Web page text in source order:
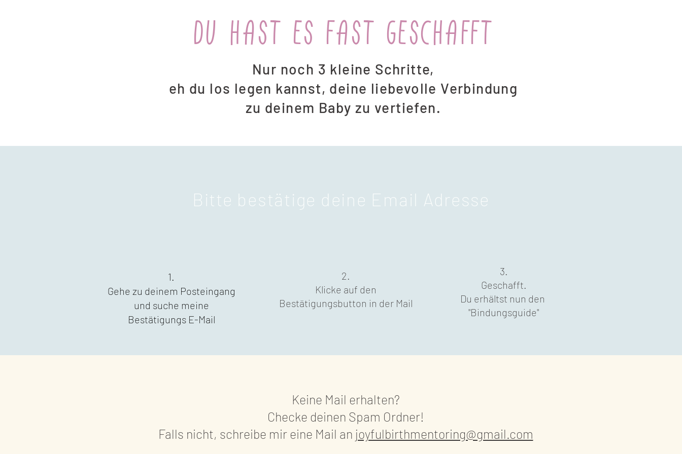
du hast es Fast geschafft
Nur noch 3 kleine Schritte,
eh du los legen kannst, deine liebevolle Verbindung
zu deinem Baby zu vertiefen.
Bitte bestätige deine Email Adresse
1.
Gehe zu deinem Posteingang
und suche meine
Bestätigungs E-Mail
2.
Klicke auf den
Bestätigungsbutton in der Mail
3.
Geschafft.
Du erhältst nun den
"Bindungsguide"
Keine Mail erhalten?
Checke deinen Spam Ordner!
Falls nicht, schreibe mir eine Mail an joyfulbirthmentoring@gmail.com